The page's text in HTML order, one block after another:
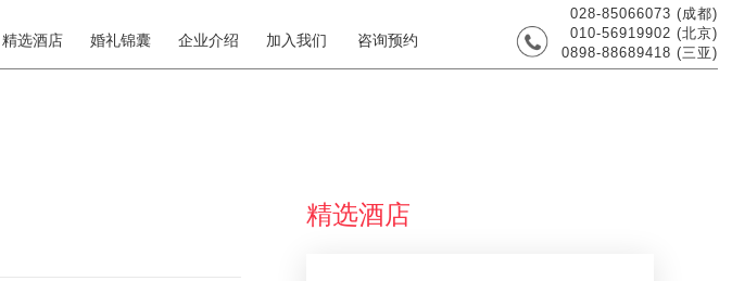
精选酒店 婚礼锦囊 企业介绍 加入我们 咨询预约
028-85066073 (成都)
010-56919902 (北京)
0898-88689418 (三亚)
精选酒店